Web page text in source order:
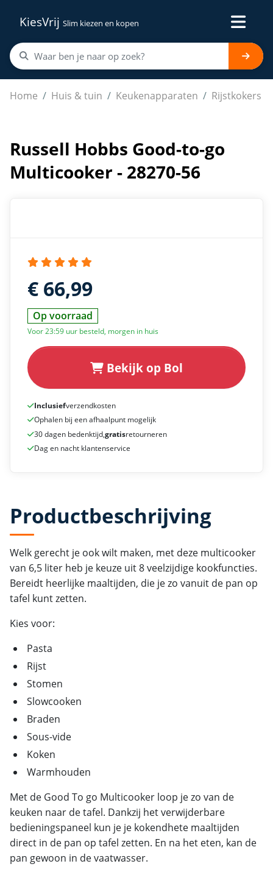
KiesVrij Slim kiezen en kopen
Home Huis & tuin Keukenapparaten Rijstkokers
Russell Hobbs Good-to-go Multicooker - 28270-56
Russell Hobbs Good-to-go
Multicooker - 28270-56
€ 66,99
Op voorraad
Voor 23:59 uur besteld, morgen in huis
Bekijk op Bol
Inclusiefverzendkosten
Ophalen bij een afhaalpunt mogelijk
30 dagen bedenktijd,gratisretourneren
Dag en nacht klantenservice
Productbeschrijving
Welk gerecht je ook wilt maken, met deze multicooker
van 6,5 liter heb je keuze uit 8 veelzijdige kookfuncties.
Bereidt heerlijke maaltijden, die je zo vanuit de pan op
tafel kunt zetten.
Kies voor:
Pasta
Rijst
Stomen
Slowcooken
Braden
Sous-vide
Koken
Warmhouden
Met de Good To go Multicooker loop je zo van de
keuken naar de tafel. Dankzij het verwijderbare
bedieningspaneel kun je je kokendhete maaltijden
direct in de pan op tafel zetten. En na het eten, kan de
pan gewoon in de vaatwasser.